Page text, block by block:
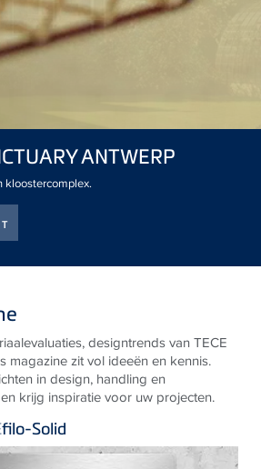
ANTWERP
kloostercomplex.
designtrends vanTECE
magazine zit vol ideeën en kennis.
in design, handling en
krijg inspiratie voor uw projecten.
filo-Solid